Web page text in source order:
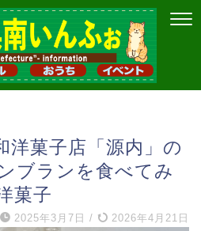
洋菓子店「源内」の
ブランを食べてみ
菓子
2025年3月7日 / 2026年4月21日